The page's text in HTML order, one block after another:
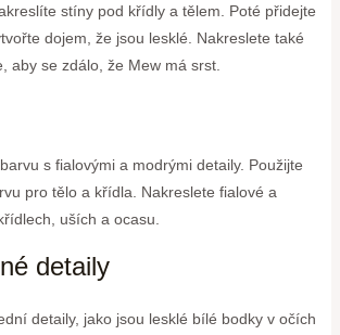
stíny pod křídly a tělem. Poté přidejte
dojem, že jsou lesklé. Nakreslete také
aby se zdálo, že Mew má srst.
s fialovými a modrými detaily. Použijte
pro tělo a křídla. Nakreslete fialové a
uších a ocasu.
detaily
detaily, jako jsou lesklé bílé bodky v očích